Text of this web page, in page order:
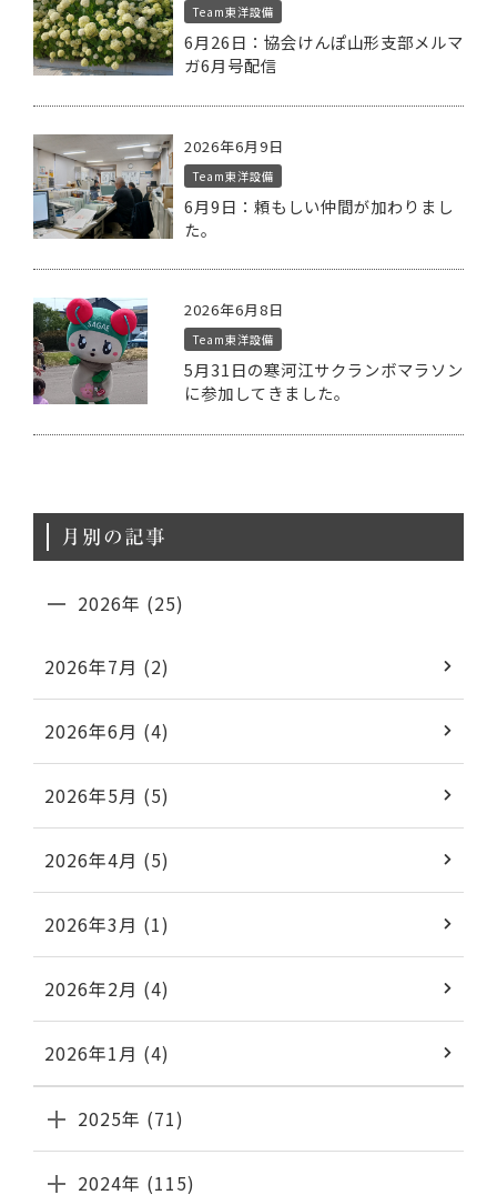
Team東洋設備
6月26日：協会けんぽ山形支部メルマ
ガ6月号配信
2026年6月9日
Team東洋設備
6月9日：頼もしい仲間が加わりまし
た。
2026年6月8日
Team東洋設備
5月31日の寒河江サクランボマラソン
に参加してきました。
月別の記事
2026年 (25)
2026年7月 (2)
2026年6月 (4)
2026年5月 (5)
2026年4月 (5)
2026年3月 (1)
2026年2月 (4)
2026年1月 (4)
2025年 (71)
2024年 (115)